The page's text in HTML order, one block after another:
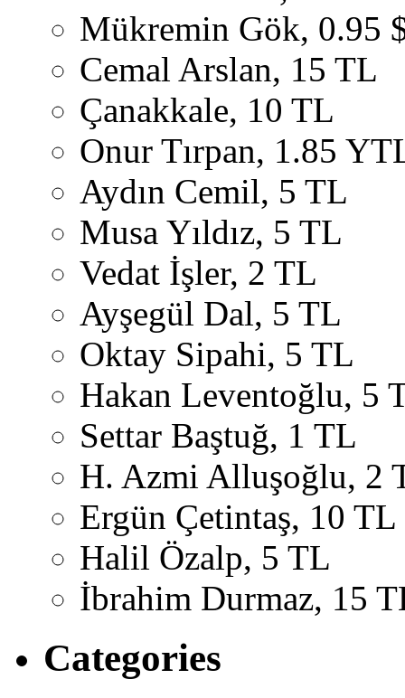
Mükremin Gök, 0.95
Cemal Arslan, 15 TL
Çanakkale, 10 TL
Onur Tırpan, 1.85
Aydın Cemil, 5 TL
Musa Yıldız, 5 TL
Vedat İşler, 2 TL
Ayşegül Dal, 5 TL
Oktay Sipahi, 5 TL
Hakan Leventoğlu, 5
Settar Baştuğ, 1 TL
H. Azmi Alluşoğlu, 2
Ergün Çetintaş, 10 TL
Halil Özalp, 5 TL
İbrahim Durmaz, 15
Categories